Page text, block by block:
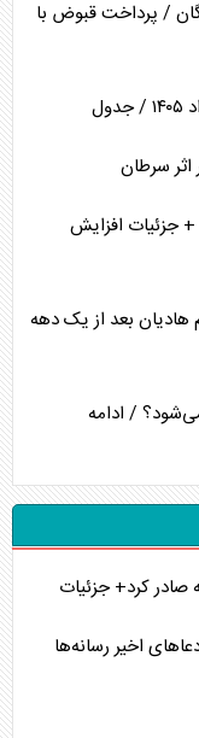
/ پرداخت قبوض با
اثر سرطان
۱۴۰۵ اعلام شد + جزئیات افزایش
هادیان بعد از یک دهه
/ ادامه
صادر کرد+ جزئیات
اخیر رسانه‌ها